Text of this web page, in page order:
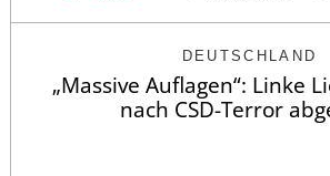
DEUTSCHLAND
„Massive Auflagen“: Linke
nach CSD-Terror